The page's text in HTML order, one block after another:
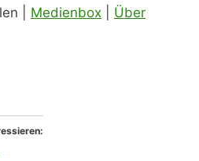
| Medienbox
Über